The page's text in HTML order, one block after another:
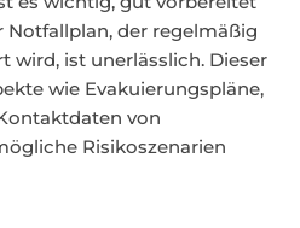
Notfallplan, der regelmäßig
wird, ist unerlässlich. Dieser
wie Evakuierungspläne,
von
Risikoszenarien